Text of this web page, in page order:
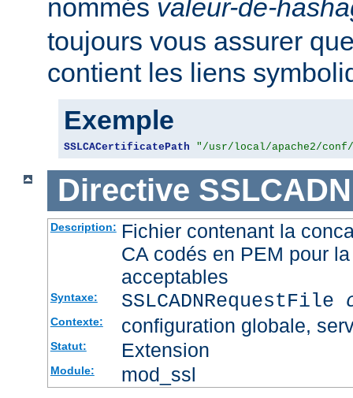
nommés valeur-de-
toujours vous assurer
contient les liens
Exemple
SSLCACertificatePath "/usr/local/apache2/
Directive
Description: Fichier contenant la
CA codés en PEM pour
acceptables
Syntaxe: SSLCADNRequestFile
Contexte: configuration globale,
Statut: Extension
Module: mod_ssl